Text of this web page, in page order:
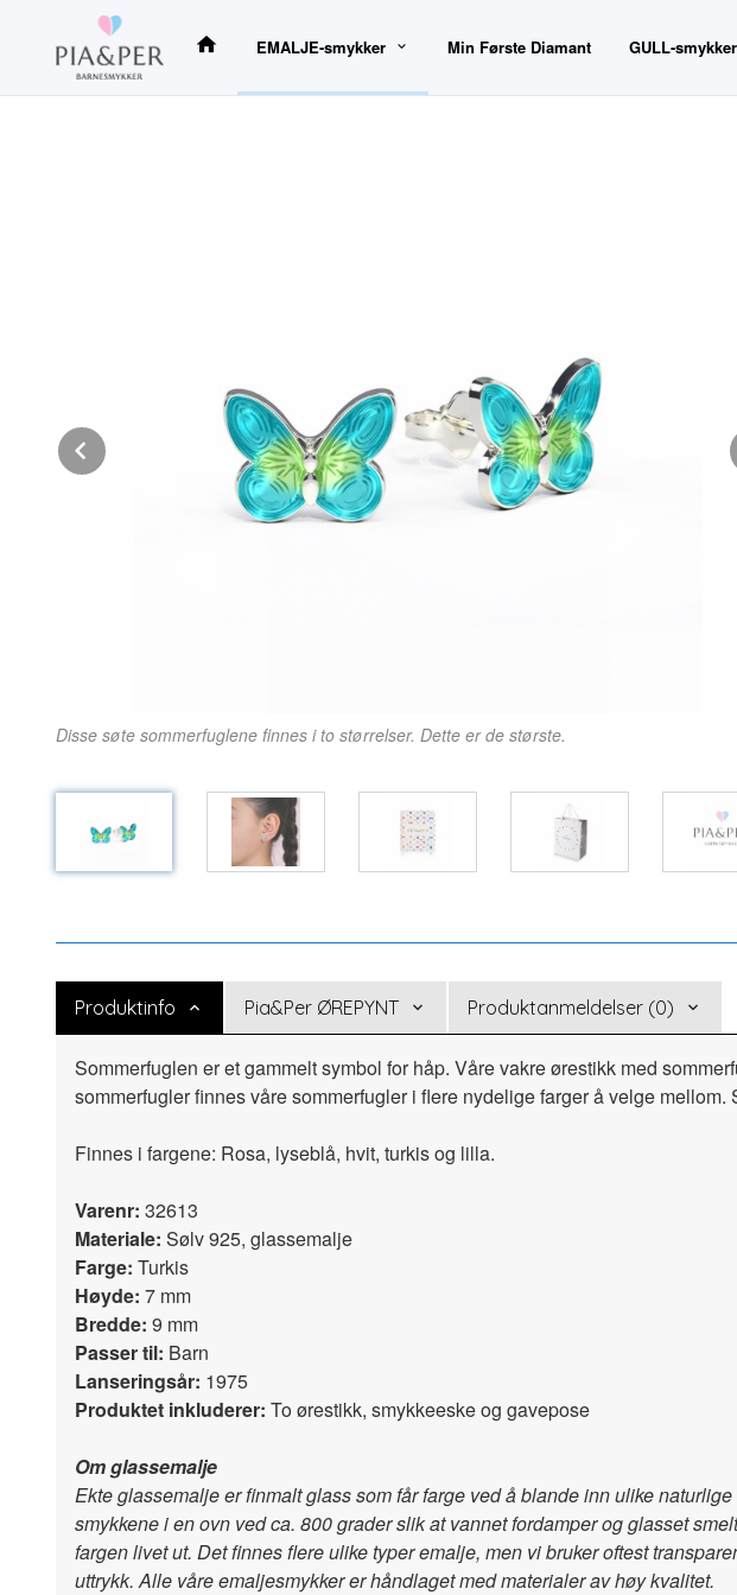
innholdet
EMALJE-smykker Min Første Diamant GULL-smykker
Disse søte sommerfuglene finnes i to størrelser. Dette er de største.
Produktinfo Pia&Per ØREPYNT Produktanmeldelser (0)
Sommerfuglen er et gammelt symbol for håp. Våre vakre ørestikk med
sommerfugler finnes våre sommerfugler i flere nydelige farger å velge
Finnes i fargene: Rosa, lyseblå, hvit, turkis og lilla.
Varenr: 32613
Materiale: Sølv 925, glassemalje
Farge: Turkis
Høyde: 7 mm
Bredde: 9 mm
Passer til: Barn
Lanseringsår: 1975
Produktet inkluderer: To ørestikk, smykkeeske og gavepose
Om glassemalje
Ekte glassemalje er finmalt glass som får farge ved å blande inn ulike
smykkene i en ovn ved ca. 800 grader slik at vannet fordamper og glasset
fargen livet ut. Det finnes flere ulike typer emalje, men vi bruker oftest
uttrykk. Alle våre emaljesmykker er håndlaget med materialer av høy kvalitet.